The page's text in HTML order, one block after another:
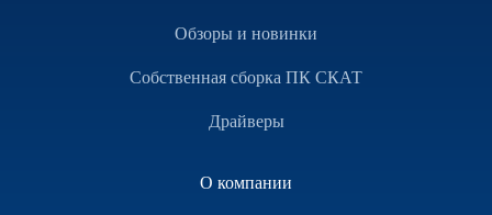
Обзоры и новинки
Собственная сборка ПК СКАТ
Драйверы
О компании